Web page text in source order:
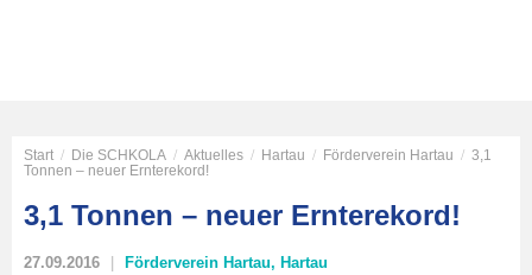
Start / Die SCHKOLA / Aktuelles / Hartau / Förderverein Hartau / 3,1
Tonnen – neuer Ernterekord!
3,1 Tonnen – neuer Ernterekord!
27.09.2016 Förderverein Hartau, Hartau